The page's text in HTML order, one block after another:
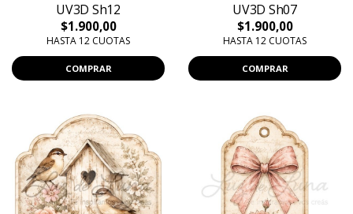
UV3D Sh12
$1.900,00
HASTA 12 CUOTAS
COMPRAR
UV3D Sh07
$1.900,00
HASTA 12 CUOTAS
COMPRAR